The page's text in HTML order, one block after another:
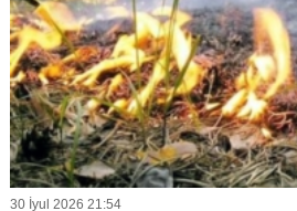
30 İyul 2026 21:54